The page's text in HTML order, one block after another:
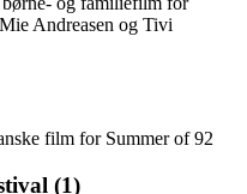
Andreasen og Tivi
film for Summer of 92
(1)